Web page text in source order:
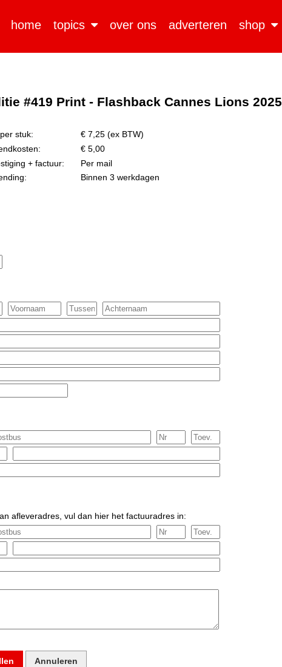
home topics over ons adverteren shop
#419 Print - Flashback Cannes Lions 2025
stuk:
€ 7,25 (ex BTW)
€ 5,00
+ factuur:
Per mail
Binnen 3 werkdagen
afleveradres, vul dan hier het factuuradres in:
Annuleren